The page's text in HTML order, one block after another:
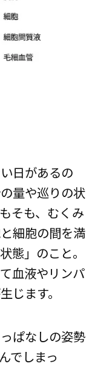
日があるの
量や巡りの状
そも、むくみ
細胞の間を満
態」のこと。
血液やリンパ
じます。
ぱなしの姿勢
でしまっ